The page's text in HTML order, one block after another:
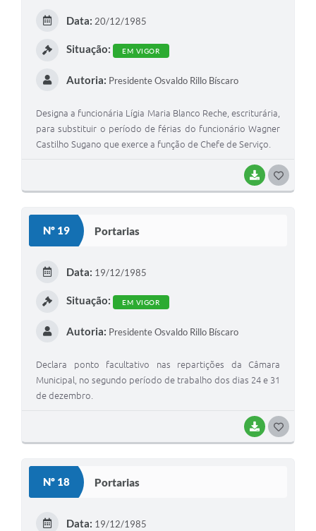
BAIXAR
Data: 20/12/1985
Situação: EM VIGOR
Autoria: Presidente Osvaldo Rillo Bíscaro
Designa a funcionária Lígia Maria Blanco Reche, escriturária,
para substituir o período de férias do funcionário Wagner
Castilho Sugano que exerce a função de Chefe de Serviço.
Nº 19 Portarias
BAIXAR
Data: 19/12/1985
Situação: EM VIGOR
Autoria: Presidente Osvaldo Rillo Bíscaro
Declara ponto facultativo nas repartições da Câmara
Municipal, no segundo período de trabalho dos dias 24 e 31
de dezembro.
Nº 18 Portarias
Data: 19/12/1985